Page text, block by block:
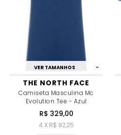
VER TAMANHOS
THE NORTH FACE
Camiseta Masculina Mc
Evolution Tee - Azul
R$ 329,00
4 X R$ 82,25